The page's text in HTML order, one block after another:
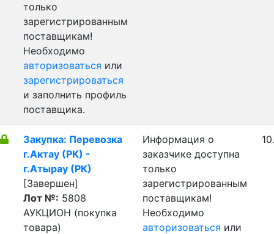
только
зарегистрированным
поставщикам!
Необходимо
авторизоваться или
зарегистрироваться
и заполнить профиль
поставщика.
Закупка: Перевозка
г.Актау (РК) -
г.Атырау (РК)
[Завершен]
Лот №: 5808
АУКЦИОН (покупка
товара)
Информация о
заказчике доступна
только
зарегистрированным
поставщикам!
Необходимо
авторизоваться или